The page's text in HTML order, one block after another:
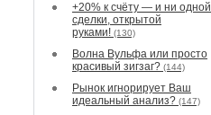
+20% к счёту — и ни одной
сделки, открытой
руками! (130)
Волна Вульфа или просто
красивый зигзаг? (144)
Рынок игнорирует Ваш
идеальный анализ? (147)